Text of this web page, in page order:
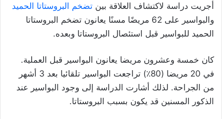
أجريت دراسة لاكتشاف العلاقة بين تضخم البروستاتا الحميد
والبواسير على 62 مريضًا مسنًا يعانون تضخم البروستاتا
الحميد للبواسير قبل استئصال البروستاتا وبعده.
كان خمسة وعشرون مريضا يعانون البواسير قبل العملية.
في 20 مريضا (80٪) تراجعت البواسير تلقائيا بعد 3 أشهر
من الجراحة. لذلك أشارت الدراسة إلى وجود البواسير عند
الذكور المسنين قد يكون بسبب البروستاتا.